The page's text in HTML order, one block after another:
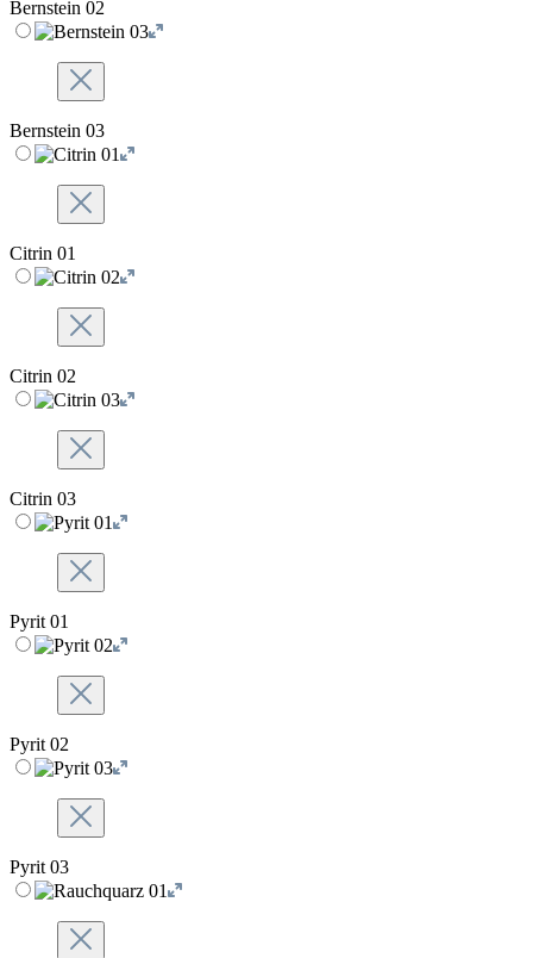
Bernstein 02
Bernstein 03
Citrin 01
Citrin 02
Citrin 03
Pyrit 01
Pyrit 02
Pyrit 03